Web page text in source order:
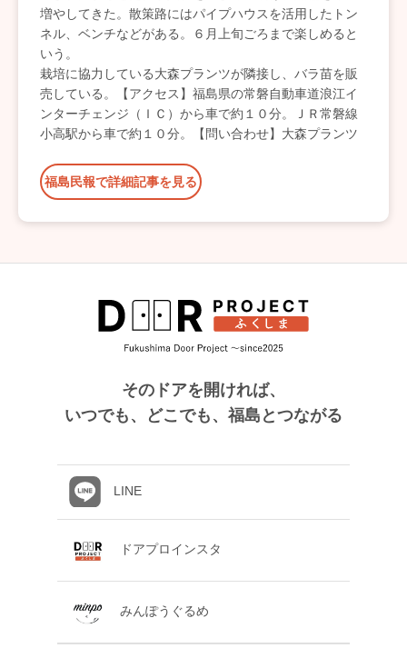
増やしてきた。散策路にはパイプハウスを活用したトン
ネル、ベンチなどがある。６月上旬ごろまで楽しめると
いう。
栽培に協力している大森プランツが隣接し、バラ苗を販
売している。【アクセス】福島県の常磐自動車道浪江イ
ンターチェンジ（ＩＣ）から車で約１０分。ＪＲ常磐線
小高駅から車で約１０分。【問い合わせ】大森プランツ
福島民報で詳細記事を見る
そのドアを開ければ、
いつでも、どこでも、福島とつながる
LINE
ドアプロインスタ
みんぽうぐるめ